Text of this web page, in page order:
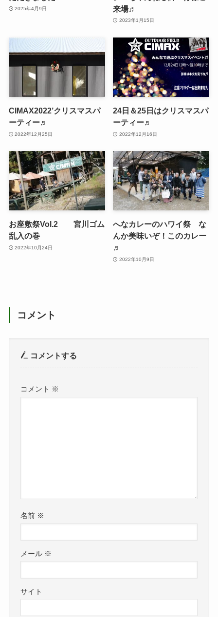
2025年4月9日
来場♬
2023年1月15日
CIMAX2022’クリスマスパ
ーティー♬
2022年12月25日
24日＆25日はクリスマスパ
ーティー♬
2022年12月16日
お座敷祭Vol.2 宮川ゴム
乱入の巻
2022年10月24日
へなカレーのハワイ祭 な
んか美味いぞ！このカレー
♬
2022年10月9日
コメント
コメントする
コメント ※
名前 ※
メール ※
サイト